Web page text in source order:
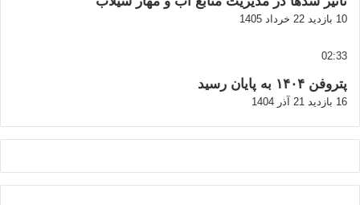
10 بازدید 22 خرداد 1405
02:33
پتروفن ۱۴۰۴ به پایان رسید
16 بازدید 21 آذر 1404